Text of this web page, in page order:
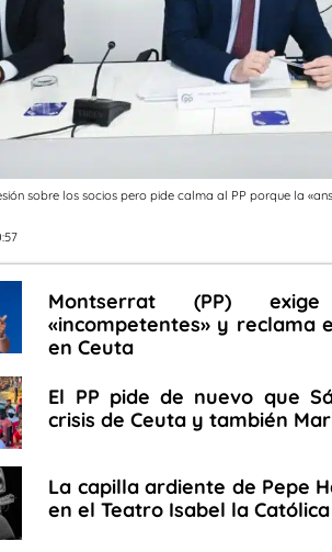
sobre los socios pero pide calma al PP porque la
Montserrat (PP)
«incompetentes» y reclama
en Ceuta
El PP pide de nuevo que
crisis de Ceuta y también
La capilla ardiente de Pepe
en el Teatro Isabel la Católica